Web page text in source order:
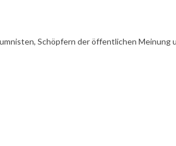
Schöpfern der öffentlichen